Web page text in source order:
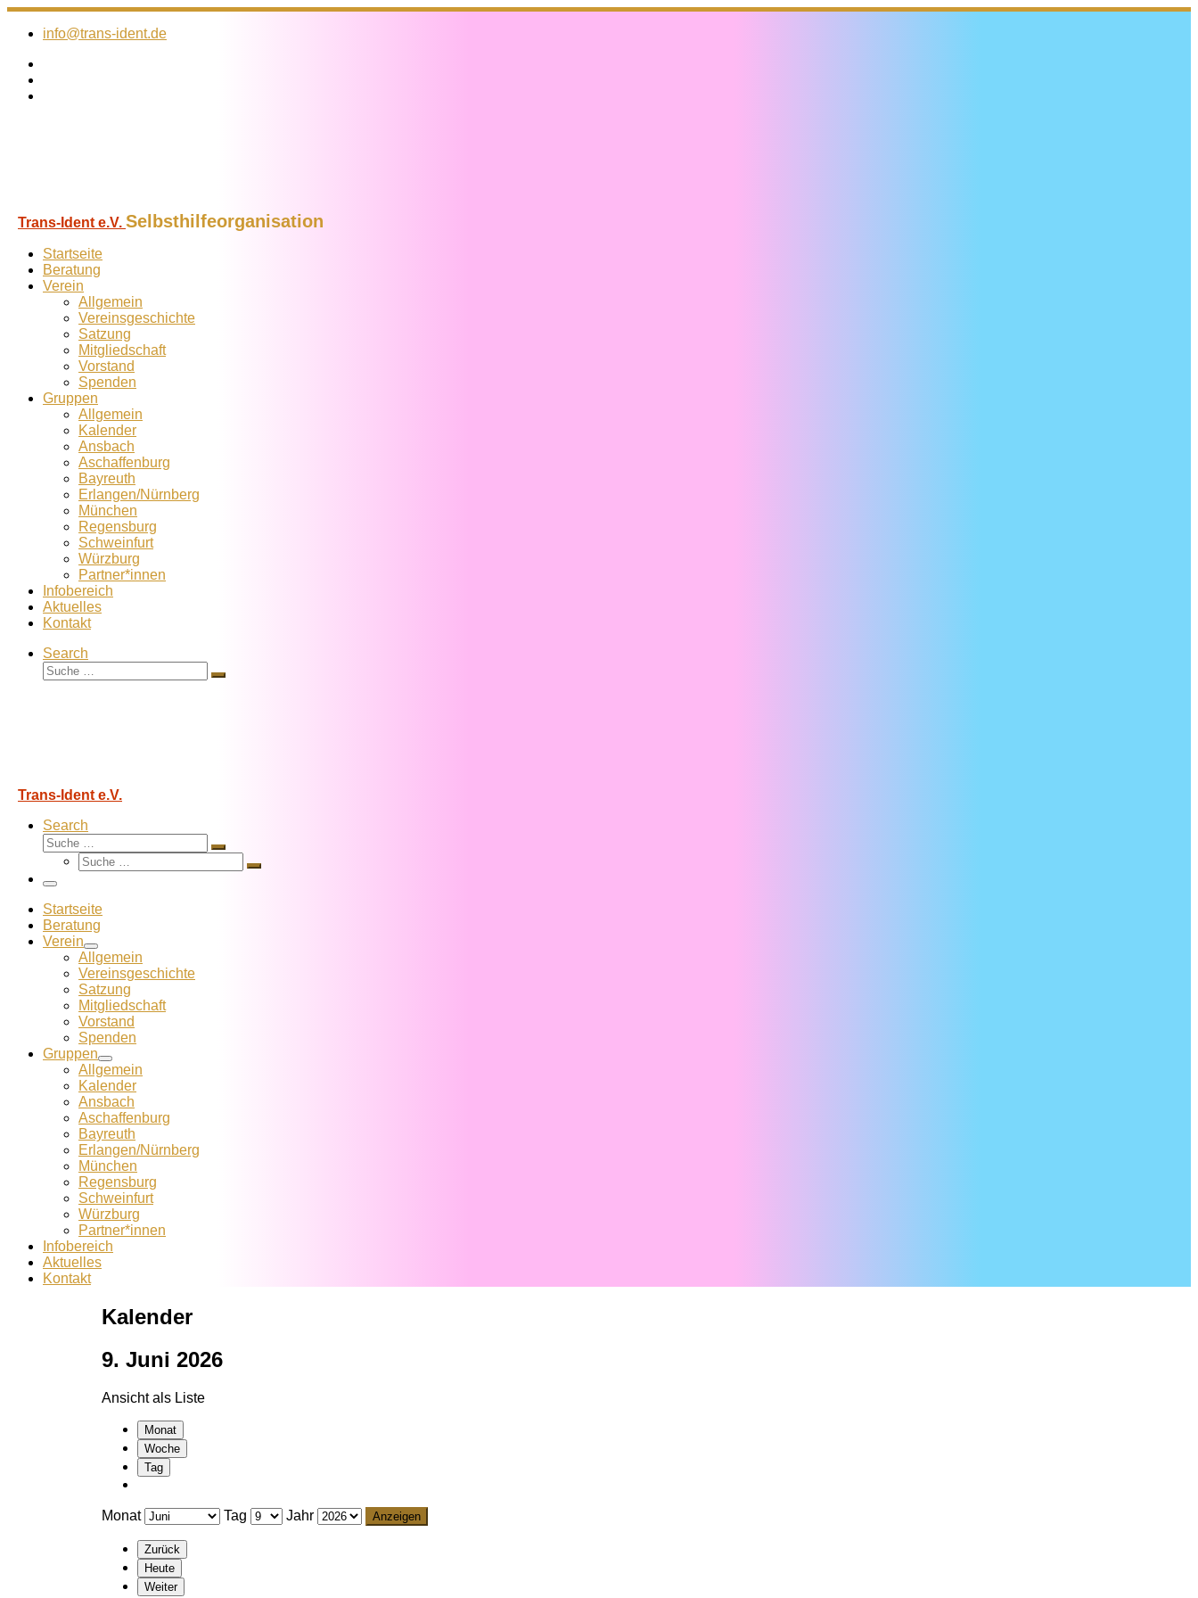
Zum
Inhalt
info@trans-ident.de
Trans-Ident e.V. Selbsthilfeorganisation
Startseite
Beratung
Verein
Allgemein
Vereins­geschichte
Satzung
Mitglied­schaft
Vorstand
Spenden
Gruppen
Allgemein
Kalender
Ansbach
Aschaffenburg
Bayreuth
Erlangen/Nürnberg
München
Regensburg
Schweinfurt
Würzburg
Partner*innen
Infobereich
Aktuelles
Kontakt
Search
Suche
Suche
Trans-Ident e.V.
Search
Suche
Suche
Suche
Suche
Menü
Startseite
Beratung
Verein
Allgemein
Vereins­geschichte
Satzung
Mitglied­schaft
Vorstand
Spenden
Gruppen
Allgemein
Kalender
Ansbach
Aschaffenburg
Bayreuth
Erlangen/Nürnberg
München
Regensburg
Schweinfurt
Würzburg
Partner*innen
Infobereich
Aktuelles
Kontakt
Kalender
9. Juni 2026
Ansicht als Liste
Monat
Woche
Tag
Monat Tag Jahr
Zurück
Heute
Weiter